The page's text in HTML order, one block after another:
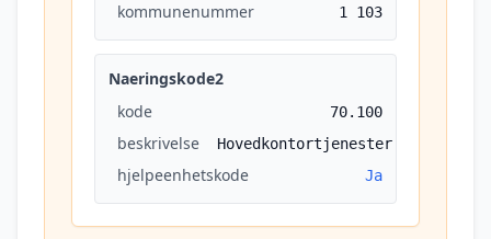
kommunenummer 1 103
Naeringskode2
kode
70.100
beskrivelse Hovedkontortjenester
hjelpeenhetskode Ja